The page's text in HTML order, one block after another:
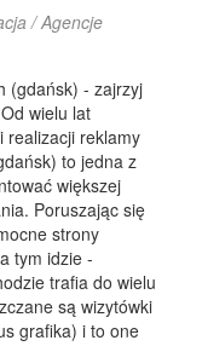
/ Agencje
(gdańsk) - zajrzyj
wielu lat
realizacji reklamy
to jedna z
większej
Poruszając się
strony
tym idzie -
trafia do wielu
są wizytówki
grafika) i to one